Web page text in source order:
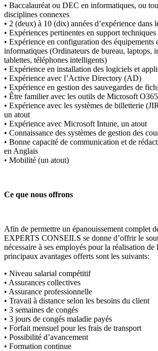
• Baccalauréat ou DEC en informatiques, ou
disciplines connexes
• 2 (deux) à 10 (dix) années d’expérience dans
• Expériences pertinentes en support
• Expérience en configuration des équipements
informatiques (Ordinateurs de bureau, laptops,
tablettes, téléphones intelligents)
• Expérience en installation des logiciels et
• Expérience avec l’Active Directory (AD)
• Expérience en gestion des sauvegardes de
• Être familier avec les outils de Microsoft O365
• Expérience avec les systèmes de billetterie
un atout
• Expérience avec Microsoft Intune, un atout
• Connaissance des systèmes de gestion des
• Bonne capacité de communication et de
en Anglais
• Mobilité (un atout)
Ce que nous offrons
Afin de permettre un épanouissement complet
EXPERTS CONSEILS se donne d’offrir le
nécessaire à ses employés pour la réalisation
principaux avantages offerts sont les suivants:
• Niveau salarial compétitif
• Assurances collectives
• Assurance professionnelle
• Travail à distance selon les besoins du client
• 3 semaines de congés
• 3 jours de congés maladie payés
• Forfait mensuel pour les frais de transport
• Possibilité d’avancement
• Formation continue